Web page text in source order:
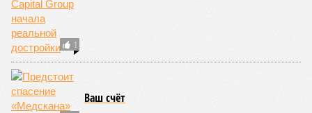
естественным считается вкладываться в закавказскую
«железку» тогда, когда на российских железных дорогах не
тольконе решены
возникаютновые? Даст ли здесь свой комментарий
Белозёров?
Гарник Туманян, политолог